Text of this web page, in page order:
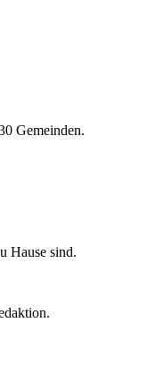
Gemeinden.
Hause sind.